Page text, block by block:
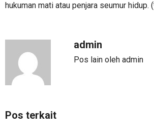
hukuman mati atau penjara seumur hidup.
admin
Pos lain oleh admin
Pos terkait